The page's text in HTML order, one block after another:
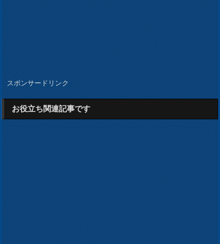
スポンサードリンク
お役立ち関連記事です